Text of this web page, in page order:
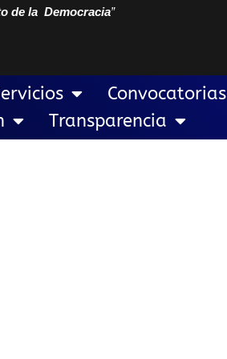
de la Democracia”
Convocatorias
Transparencia